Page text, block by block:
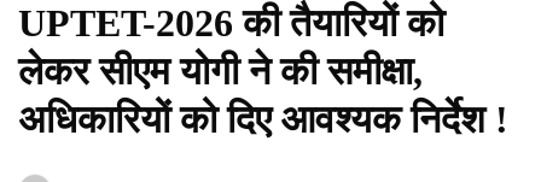
UPTET-2026 की तैयारियों को
लेकर सीएम योगी ने की समीक्षा,
अधिकारियों को दिए आवश्यक निर्देश !